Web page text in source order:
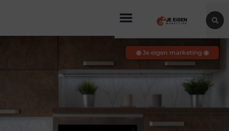
◉ Je eigen marketing ◉